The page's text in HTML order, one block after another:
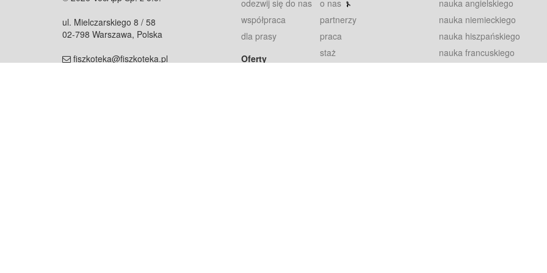
ul. Mielczarskiego 8 / 58
02-798 Warszawa, Polska
fiszkoteka@fiszkoteka.pl
odezwij się do nas
współpraca
dla prasy
Oferty
o nas
partnerzy
praca
staż
nauka angielskiego
nauka niemieckiego
nauka hiszpańskiego
nauka francuskiego